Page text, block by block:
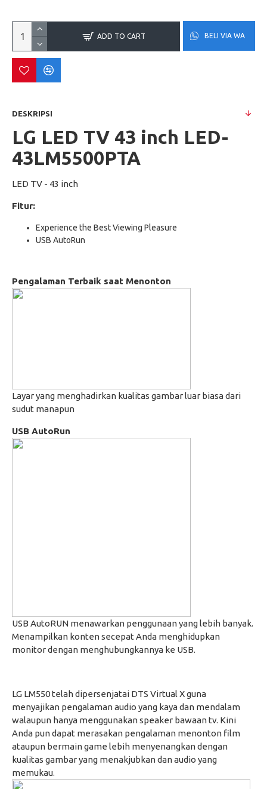
ADD TO CART BELI VIA WA
DESKRIPSI
LG LED TV 43 inch LED-
43LM5500PTA
LED TV - 43 inch
Fitur:
Experience the Best Viewing Pleasure
USB AutoRun
Pengalaman Terbaik saat Menonton
Layar yang menghadirkan kualitas gambar luar biasa dari
sudut manapun
USB AutoRun
USB AutoRUN menawarkan penggunaan yang lebih banyak.
Menampilkan konten secepat Anda menghidupkan
monitor dengan menghubungkannya ke USB.
LG LM550 telah dipersenjatai DTS Virtual X guna
menyajikan pengalaman audio yang kaya dan mendalam
walaupun hanya menggunakan speaker bawaan tv. Kini
Anda pun dapat merasakan pengalaman menonton film
ataupun bermain game lebih menyenangkan dengan
kualitas gambar yang menakjubkan dan audio yang
memukau.